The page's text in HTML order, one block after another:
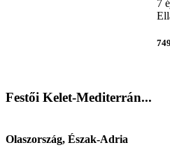
7
Festői Kelet-Mediterrán...
Olaszország, Észak-Adria